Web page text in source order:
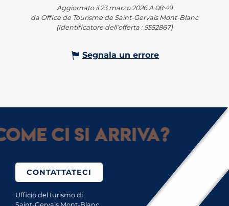
Aggiornato il 23 marzo 2026 A 08:49
da Office de Tourisme de Saint-Gervais Mont-Blanc
(Identificatore dell'offerta :5552867)
Segnala un errore
ci si arriva?
CONTATTATECI
Ufficio del turismo di